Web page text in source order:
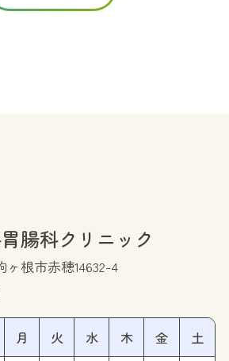
腸科クリニック
ヶ根市赤穂14632-4
月 火 水 木 金 土